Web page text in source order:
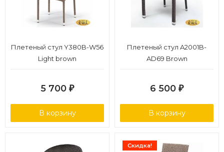
Плетеный стул Y380B-W56
Light brown
5 700 ₽
В корзину
Плетеный стул A2001B-
AD69 Brown
6 500 ₽
В корзину
Скидка!